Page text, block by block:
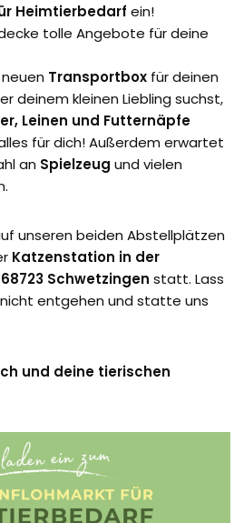
Heimtierbedarf ein!
tolle Angebote für deine
Transportbox für deinen
deinem kleinen Liebling suchst,
Leinen und Futternäpfe
für dich! Außerdem erwartet
an Spielzeug und vielen
unseren beiden Abstellplätzen
Katzenstation in der
Schwetzingen statt. Lass
entgehen und statte uns
und deine tierischen